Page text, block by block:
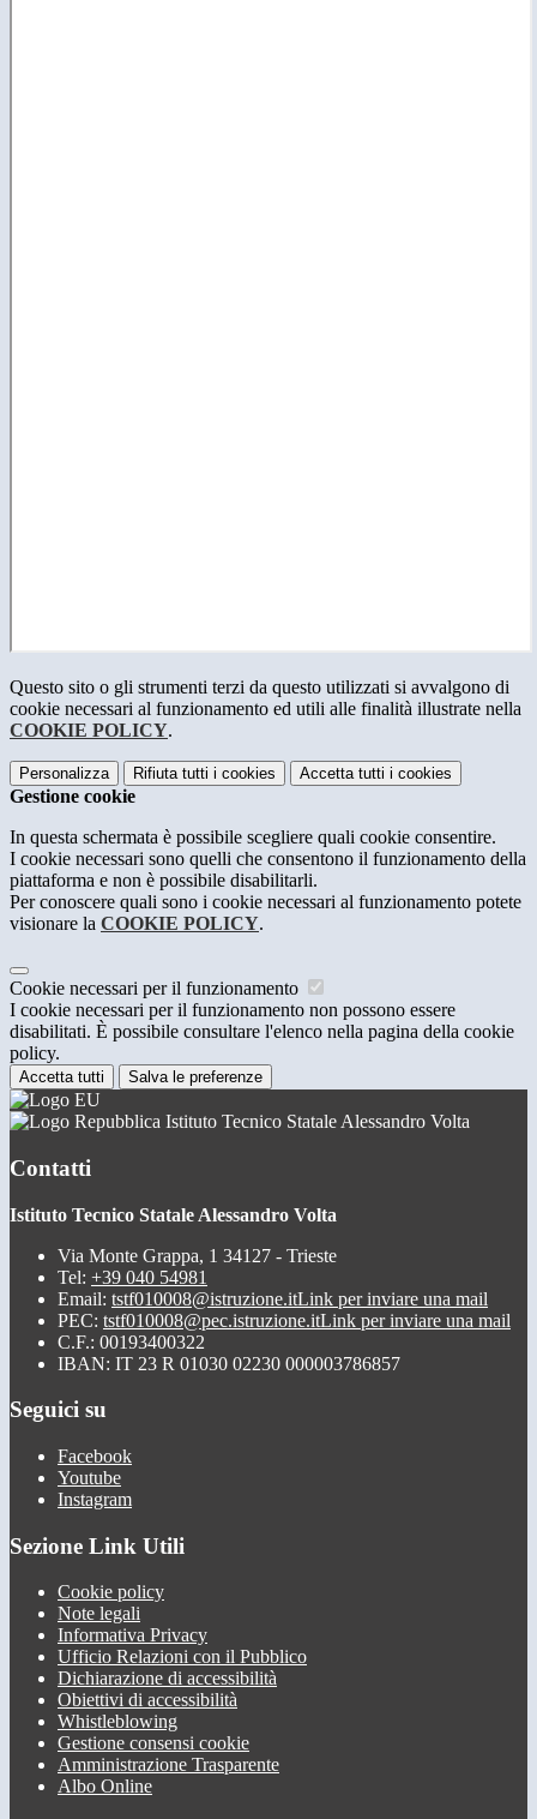
Questo sito o gli strumenti terzi da questo utilizzati si avvalgono di
cookie necessari al funzionamento ed utili alle finalità illustrate nella
COOKIE POLICY.
Personalizza Rifiuta tutti i cookies Accetta tutti i cookies
Gestione cookie
In questa schermata è possibile scegliere quali cookie consentire.
I cookie necessari sono quelli che consentono il funzionamento della
piattaforma e non è possibile disabilitarli.
Per conoscere quali sono i cookie necessari al funzionamento potete
visionare la COOKIE POLICY.
Cookie necessari per il funzionamento
I cookie necessari per il funzionamento non possono essere
disabilitati. È possibile consultare l'elenco nella pagina della cookie
policy.
Accetta tutti Salva le preferenze
Istituto Tecnico Statale Alessandro Volta
Contatti
Istituto Tecnico Statale Alessandro Volta
Via Monte Grappa, 1 34127 - Trieste
Tel: +39 040 54981
Email: tstf010008@istruzione.itLink per inviare una mail
PEC: tstf010008@pec.istruzione.itLink per inviare una mail
C.F.: 00193400322
IBAN: IT 23 R 01030 02230 000003786857
Seguici su
Facebook
Youtube
Instagram
Sezione Link Utili
Cookie policy
Note legali
Informativa Privacy
Ufficio Relazioni con il Pubblico
Dichiarazione di accessibilità
Obiettivi di accessibilità
Whistleblowing
Gestione consensi cookie
Amministrazione Trasparente
Albo Online